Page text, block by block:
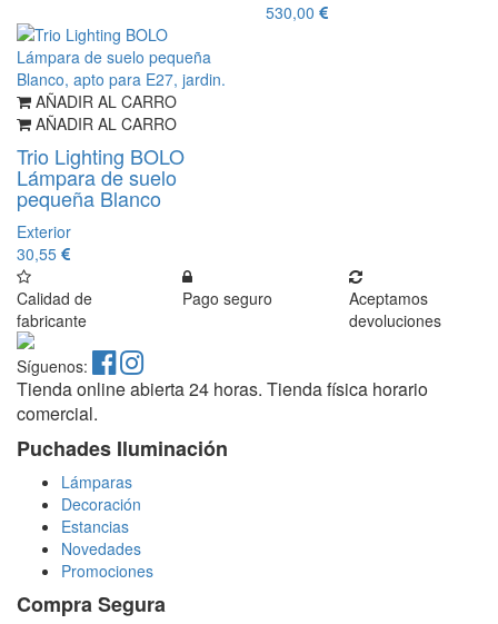
530,00
AÑADIR AL CARRO
AÑADIR AL CARRO
Trio Lighting BOLO
Lámpara de suelo
pequeña Blanco
Exterior
30,55
Calidad de
fabricante
Pago seguro
Aceptamos
devoluciones
Síguenos:
Tienda online abierta 24 horas. Tienda física horario
comercial.
Puchades Iluminación
Lámparas
Decoración
Estancias
Novedades
Promociones
Compra Segura